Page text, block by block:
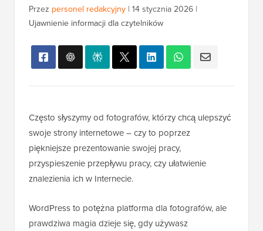
Przez personel redakcyjny | 14 stycznia 2026 |
Ujawnienie informacji dla czytelników
Często słyszymy od fotografów, którzy chcą ulepszyć
swoje strony internetowe – czy to poprzez
piękniejsze prezentowanie swojej pracy,
przyspieszenie przepływu pracy, czy ułatwienie
znalezienia ich w Internecie.
WordPress to potężna platforma dla fotografów, ale
prawdziwa magia dzieje się, gdy używasz